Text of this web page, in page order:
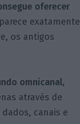
oferecer
exatamente
os antigos
omnicanal,
através de
canais e